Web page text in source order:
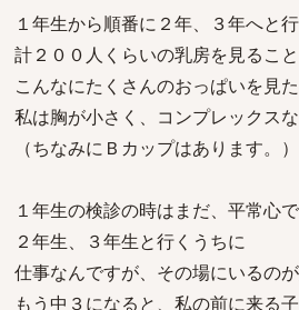
１年生から順番に２年、３年へと
計２００人くらいの乳房を見るこ
こんなにたくさんのおっぱいを見た
私は胸が小さく、コンプレックス
（ちなみにＢカップはあります。）
１年生の検診の時はまだ、平常心
２年生、３年生と行くうちに
仕事なんですが、その場にいるの
もう中３になると、私の前に来る